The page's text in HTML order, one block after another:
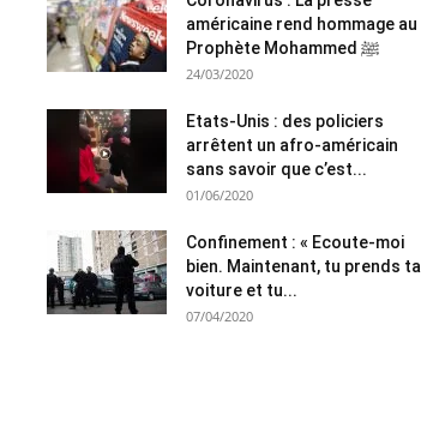
américaine rend hommage au
Prophète Mohammed ﷺ
24/03/2020
Etats-Unis : des policiers
arrêtent un afro-américain
sans savoir que c’est...
01/06/2020
Confinement : « Ecoute-moi
bien. Maintenant, tu prends ta
voiture et tu...
07/04/2020